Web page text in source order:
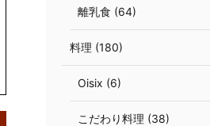
離乳食 (64)
料理 (180)
Oisix (6)
こだわり料理 (38)